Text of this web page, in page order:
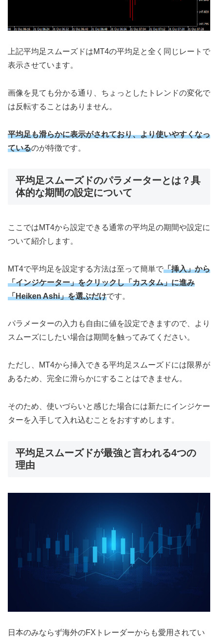
上記平均足スムーズドはMT4の平均足と全く同じレートで
表示させています。
画像を見ても分かる通り、ちょっとしたトレンドの変化で
は反転することはありません。
平均足も滑らかに表示がされており、より使いやすくなっ
ているのが特徴です。
平均足スムーズドのパラメーターとは？具
体的な期間の設定について
ここではMT4から設定できる通常の平均足の期間や設定に
ついて紹介します。
MT4で平均足を設定する方法は至って簡単で「挿入」から
「インジケーター」をクリックし「カスタム」に進み
「Heiken Ashi」を選ぶだけです。
パラメーターの入力も自由に値を設定できますので、より
スムーズにしたい場合は期間を触ってみてください。
ただし、MT4から挿入できる平均足スムーズドには限界が
あるため、完全に滑らかにすることはできません。
そのため、使いづらいと感じた場合には新たにインジケー
ターを入手して入れ込むことをおすすめします。
平均足スムーズドが最強と言われる4つの
理由
日本のみならず海外のFXトレーダーからも愛用されてい